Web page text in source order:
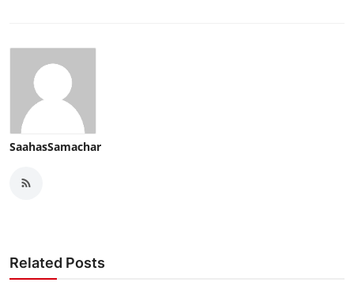
SaahasSamachar
Related Posts